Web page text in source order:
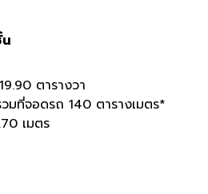
ตารางวา
มที่จอดรถ 140 ตารางเมตร*
เมตร